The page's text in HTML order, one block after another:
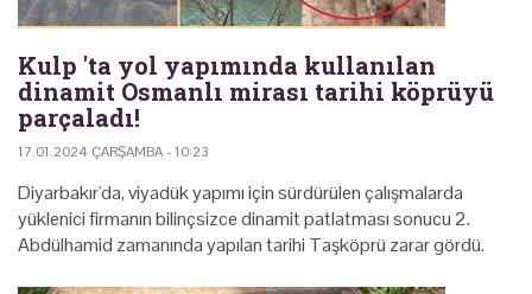
Kulp 'ta yol yapımında kullanılan
dinamit Osmanlı mirası tarihi köprüyü
parçaladı!
17.01.2024 ÇARŞAMBA - 10:23
Diyarbakır'da, viyadük yapımı için sürdürülen çalışmalarda
yüklenici firmanın bilinçsizce dinamit patlatması sonucu 2.
Abdülhamid zamanında yapılan tarihi Taşköprü zarar gördü.